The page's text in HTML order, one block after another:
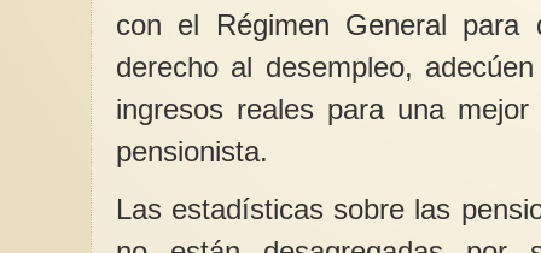
con el Régimen General para
derecho al desempleo,
ingresos reales para una
pensionista.
Las estadísticas sobre las